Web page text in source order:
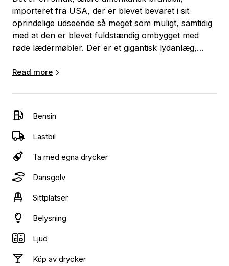
importeret fra USA, der er blevet bevaret i sit
oprindelige udseende så meget som muligt, samtidig
med at den er blevet fuldstændig ombygget med
røde lædermøbler. Der er et gigantisk lydanlæg,
i sæderne samt diskolys. Bagpå er der en rød
Lydanlægget giver en utroligt kraftfuld lydoplevelse,
som ikke kan findes i nogen anden festbus.
vores udvalg af luksusprodukter.
Brandbilen er godkendt til 22 personer.
Read more
Bensin
Lastbil
Ta med egna drycker
Dansgolv
Sittplatser
Belysning
Ljud
Köp av drycker